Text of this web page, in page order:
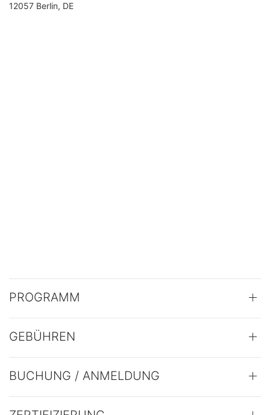
12057 Berlin, DE
PROGRAMM
GEBÜHREN
BUCHUNG / ANMELDUNG